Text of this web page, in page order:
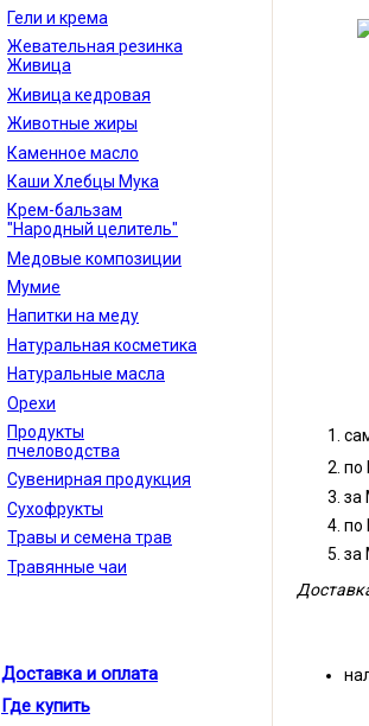
Гели и крема
Жевательная резинка
Живица
Живица кедровая
Животные жиры
Каменное масло
Каши Хлебцы Мука
Крем-бальзам
"Народный целитель"
Медовые композиции
Мумие
Напитки на меду
Натуральная косметика
Натуральные масла
Орехи
Продукты
пчеловодства
Сувенирная продукция
Сухофрукты
Травы и семена трав
Травянные чаи
Доставка и оплата
Где купить
по
за
по
за